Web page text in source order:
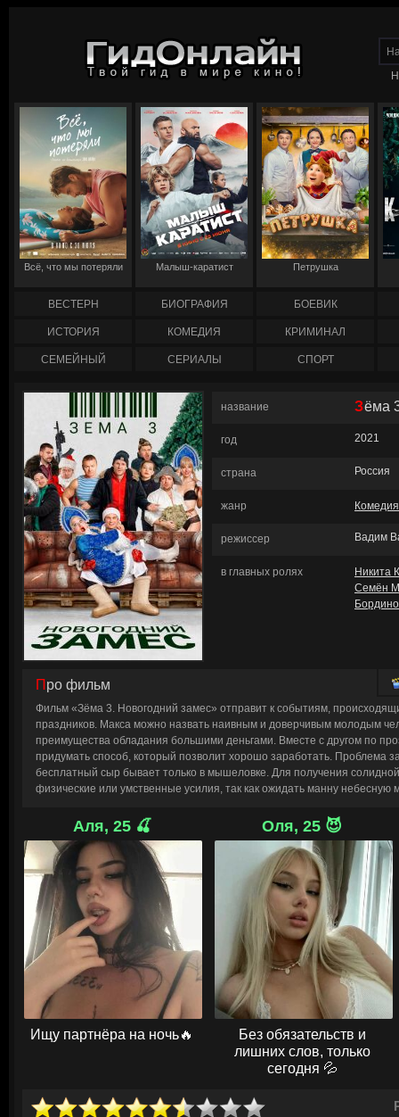
Всё, что мы потеряли Малыш-каратист Петрушка
ВЕСТЕРН БИОГРАФИЯ БОЕВИК
ИСТОРИЯ КОМЕДИЯ КРИМИНАЛ
СЕМЕЙНЫЙ СЕРИАЛЫ СПОРТ
название Зёма
год 2021
страна Россия
жанр Комедия
режиссер Вадим
в главных ролях
Никита
Семён
Про фильм
Фильм «Зёма 3. Новогодний замес» отправит к событиям,
праздников. Макса можно назвать наивным и доверчивым молодым
преимущества обладания большими деньгами. Вместе с другом по
придумать способ, который позволит хорошо заработать. Проблема
бесплатный сыр бывает только в мышеловке. Для получения
физические или умственные усилия, так как ожидать манну небесную
Ребята намерены заработать, чтобы хорошо встретить праздник и
грузчиками и быстро понимают, что смогут быстро получить только
оставляет желать лучшего, поэтому необходимо срочно менять вид
гениальная мысль, что изображать Деда Мороза и поздравлять
от природы Максу удается договориться с менеджером ивент-
приходиться разучивать стихи в компании с сексапильной
Аля, 25 🍒
Ищу партнёра на ночь🔥
Оля, 25 😈
Без обязательств и
лишних слов, только
сегодня 💦